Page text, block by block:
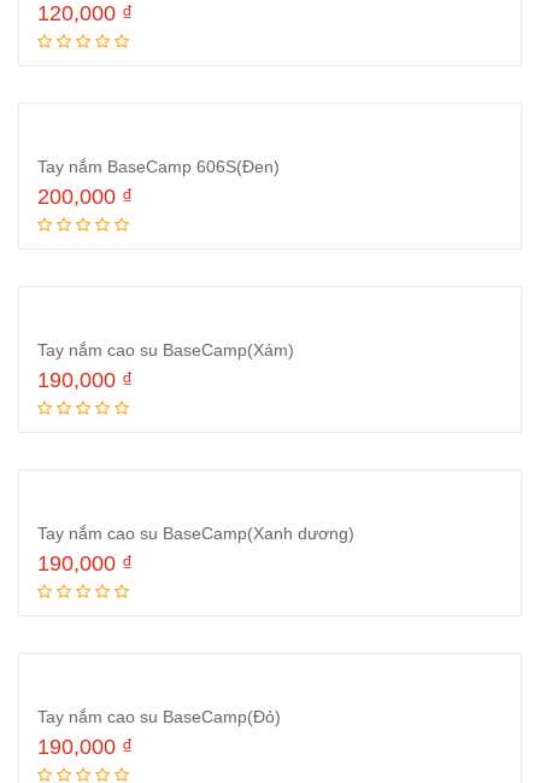
120,000 ₫
Tay nắm BaseCamp 606S(Đen)
200,000 ₫
Tay nắm cao su BaseCamp(Xám)
190,000 ₫
Tay nắm cao su BaseCamp(Xanh dương)
190,000 ₫
Tay nắm cao su BaseCamp(Đỏ)
190,000 ₫